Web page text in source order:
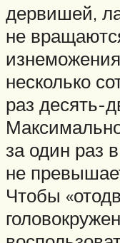
дервишей,
не
несколько
раз десять-
за один раз
не
Чтобы